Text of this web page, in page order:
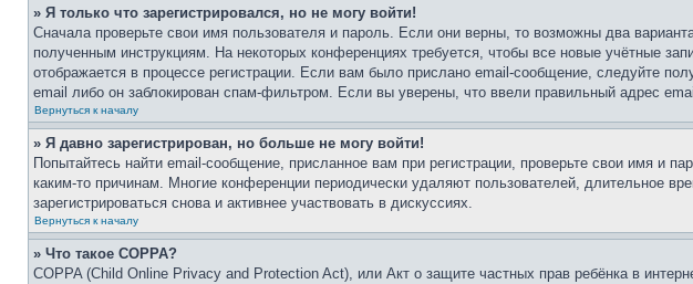
» Я только что зарегистрировался, но не могу войти!
Сначала проверьте свои имя пользователя и пароль. Если они верны, то возможны два
полученным инструкциям. На некоторых конференциях требуется, чтобы все новые учётные
отображается в процессе регистрации. Если вам было прислано email-сообщение, следуйте
email либо он заблокирован спам-фильтром. Если вы уверены, что ввели правильный адрес
Вернуться к началу
» Я давно зарегистрирован, но больше не могу войти!
Попытайтесь найти email-сообщение, присланное вам при регистрации, проверьте свои имя и
каким-то причинам. Многие конференции периодически удаляют пользователей, длительное
зарегистрироваться снова и активнее участвовать в дискуссиях.
Вернуться к началу
» Что такое COPPA?
COPPA (Child Online Privacy and Protection Act), или Акт о защите частных прав ребёнка в